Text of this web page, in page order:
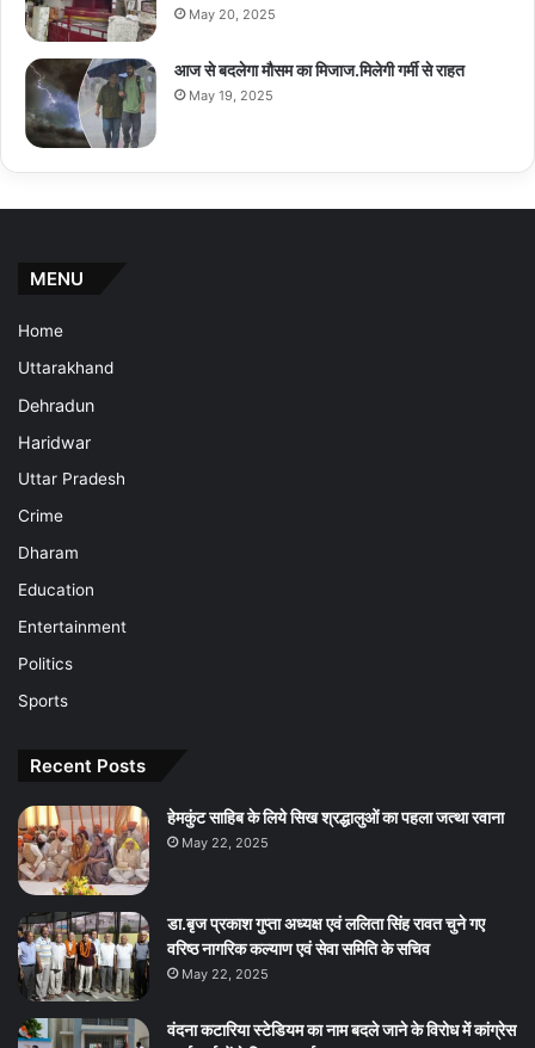
May 20, 2025
आज से बदलेगा मौसम का मिजाज.मिलेगी गर्मी से राहत
May 19, 2025
MENU
Home
Uttarakhand
Dehradun
Haridwar
Uttar Pradesh
Crime
Dharam
Education
Entertainment
Politics
Sports
Recent Posts
हेमकुंट साहिब के लिये सिख श्रद्धालुओं का पहला जत्था रवाना
May 22, 2025
डा.बृज प्रकाश गुप्ता अध्यक्ष एवं ललिता सिंह रावत चुने गए
वरिष्ठ नागरिक कल्याण एवं सेवा समिति के सचिव
May 22, 2025
वंदना कटारिया स्टेडियम का नाम बदले जाने के विरोध में कांग्रेस